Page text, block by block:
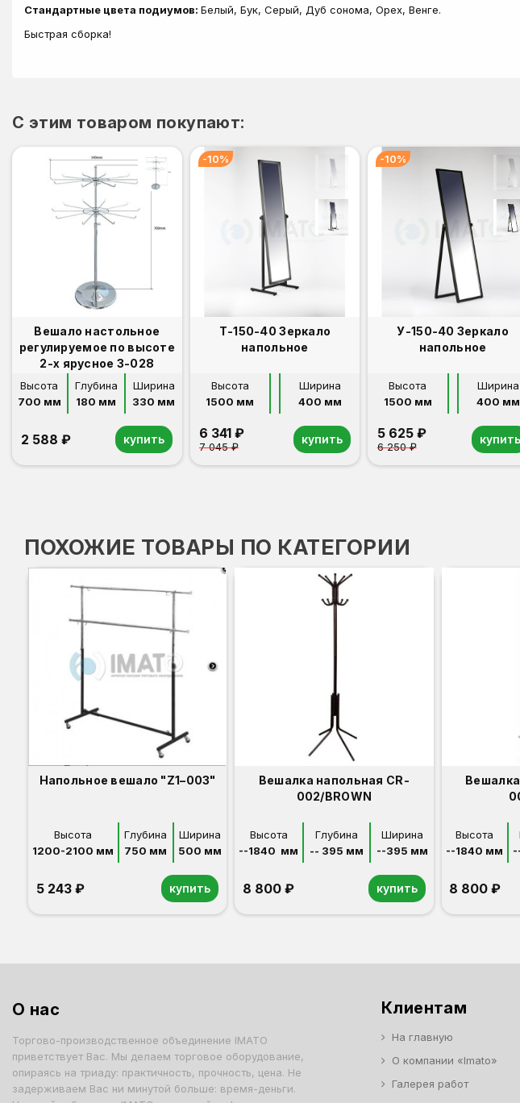
Стандартные цвета подиумов: Белый, Бук, Серый, Дуб сонома, Орех, Венге.
Быстрая сборка!
C этим товаром покупают:
Вешало настольное
регулируемое по высоте
2-х ярусное 3-028
Высота
700 мм
Глубина
180 мм
Ширина
330 мм
2 588 ₽ купить
-10%
Т-150-40 Зеркало
напольное
Высота
1500 мм
Ширина
400 мм
6 341 ₽
7 045 ₽
купить
-10%
У-150-40 Зеркало
напольное
Высота
1500 мм
Ширина
400 мм
5 625 ₽
6 250 ₽
купить
ПОХОЖИЕ ТОВАРЫ ПО КАТЕГОРИИ
Напольное вешало "Z1–003"
Высота
1200-2100 мм
Глубина
750 мм
Ширина
500 мм
5 243 ₽ купить
Вешалка напольная CR-
002/BROWN
Высота
--1840  мм
Глубина
-- 395 мм
Ширина
--395 мм
8 800 ₽ купить
Высота
--1840 мм
8 800 ₽
О нас
Торгово-производственное объединение IMATO
приветствует Вас. Мы делаем торговое оборудование,
опираясь на триаду: практичность, прочность, цена. Не
задерживаем Вас ни минутой больше: время-деньги.
Клиентам
На главную
О компании «Imato»
Галерея работ